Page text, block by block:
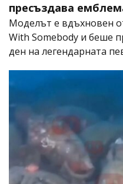
пресъздава
Моделът е вдъхновен
With Somebody и беше
ден на легендарната